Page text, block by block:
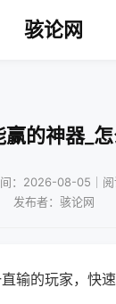
骇论网
的神器_
：2026-08-05｜阅
发布者：骇论网
输的玩家，快